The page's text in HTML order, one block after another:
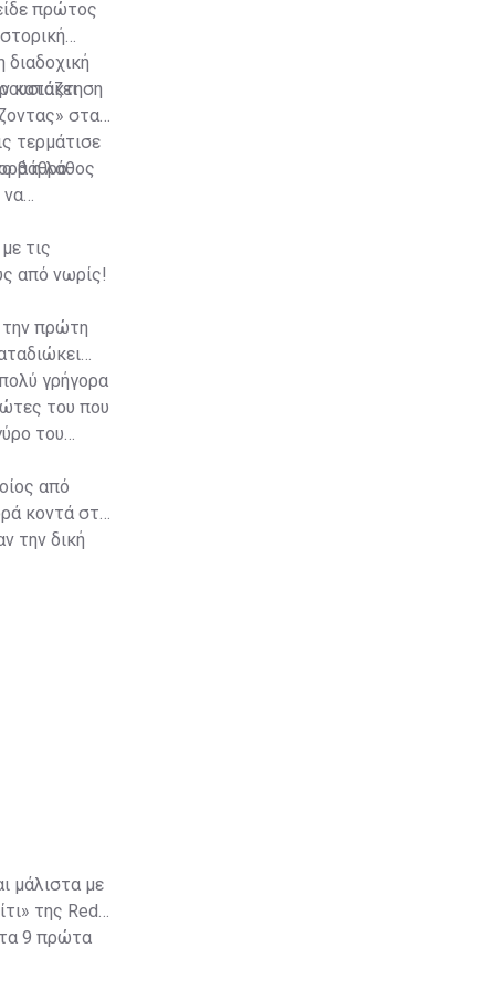
πρώτος
κατάκτηση
στα
τερμάτισε
βάθρο.
η λάθος
να
τις
από νωρίς!
την πρώτη
γρήγορα
του που
του
από
κοντά στα
την δική
μάλιστα με
της Red
9 πρώτα